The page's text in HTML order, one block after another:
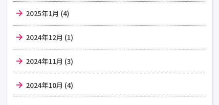
2025年1月 (4)
2024年12月 (1)
2024年11月 (3)
2024年10月 (4)